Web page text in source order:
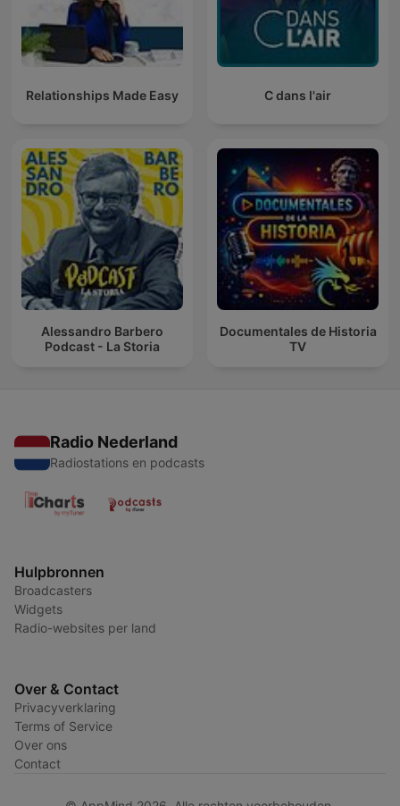
Relationships Made Easy C dans l'air
Alessandro Barbero
Podcast - La Storia
Documentales de Historia
TV
Radio Nederland
Radiostations en podcasts
Hulpbronnen
Broadcasters
Widgets
Radio-websites per land
Over & Contact
Privacyverklaring
Terms of Service
Over ons
Contact